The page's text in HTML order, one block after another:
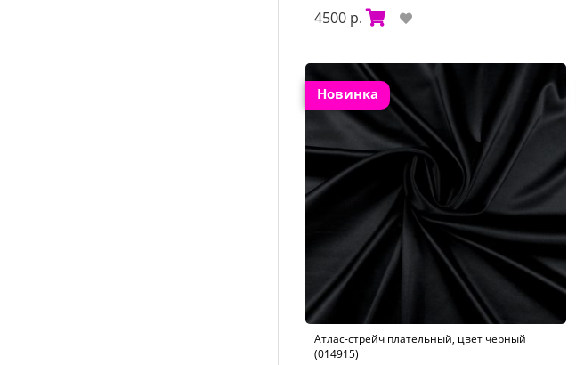
4500 р.
Новинка
Атлас-стрейч плательный, цвет черный
(014915)